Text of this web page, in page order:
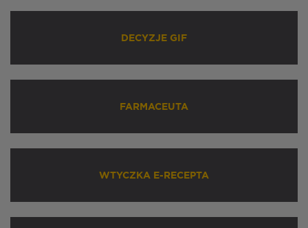
DECYZJE GIF
FARMACEUTA
WTYCZKA E-RECEPTA